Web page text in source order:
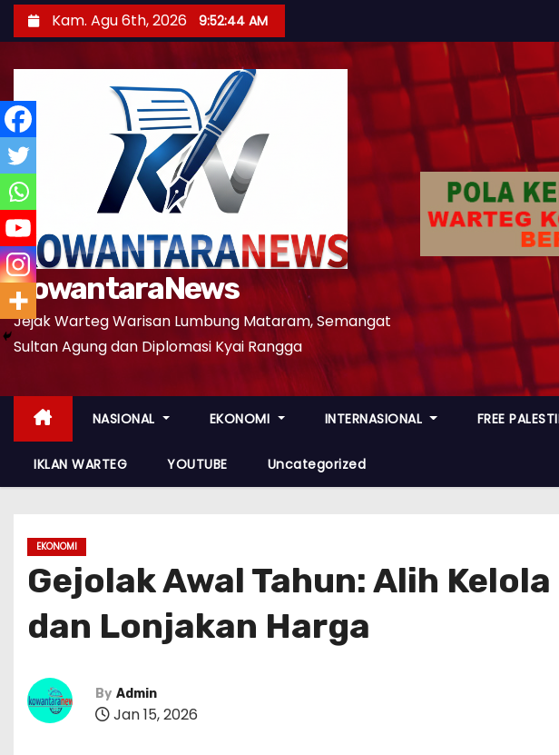
k
t
o
n
e
t
Kam. Agu 6th, 2026 9:52:45 AM
KowantaraNews
Jejak Warteg Warisan Lumbung Mataram, Semangat
Sultan Agung dan Diplomasi Kyai Rangga
NASIONAL EKONOMI INTERNASIONAL FREE
IKLAN WARTEG YOUTUBE Uncategorized
EKONOMI
Gejolak Awal Tahun: Alih
dan Lonjakan Harga
By Admin
Jan 15, 2026